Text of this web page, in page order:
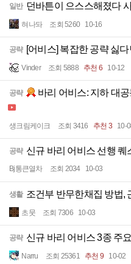
일반 던바튼이 으스스해졌다
혀나돠 조회 5260 10-16
공략 [어비스] 복잡한 공략 싫
Vinder 조회 5888 추천 6 10-12
공략 바리 어비스: 지하 대
생크림케이크 조회 3416 추천 3 10-
공략 신규 바리 어비스 선행 퀘
Bj통큰열차 조회 2034 10-03
생활 조건부 반무한채집 방법,
초뭇 조회 7306 10-03
공략 신규 바리 어비스 3종 주
Narru 조회 25361 추천 9 10-02